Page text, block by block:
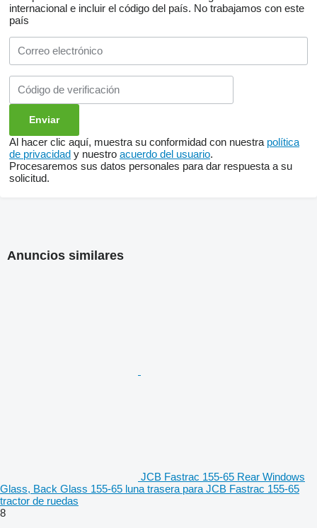
internacional e incluir el código del país. No trabajamos con este
país
Al hacer clic aquí, muestra su conformidad con nuestra política
de privacidad y nuestro acuerdo del usuario.
Procesaremos sus datos personales para dar respuesta a su
solicitud.
Anuncios similares
JCB Fastrac 155-65 Rear Windows
Glass, Back Glass 155-65 luna trasera para JCB Fastrac 155-65
tractor de ruedas
8